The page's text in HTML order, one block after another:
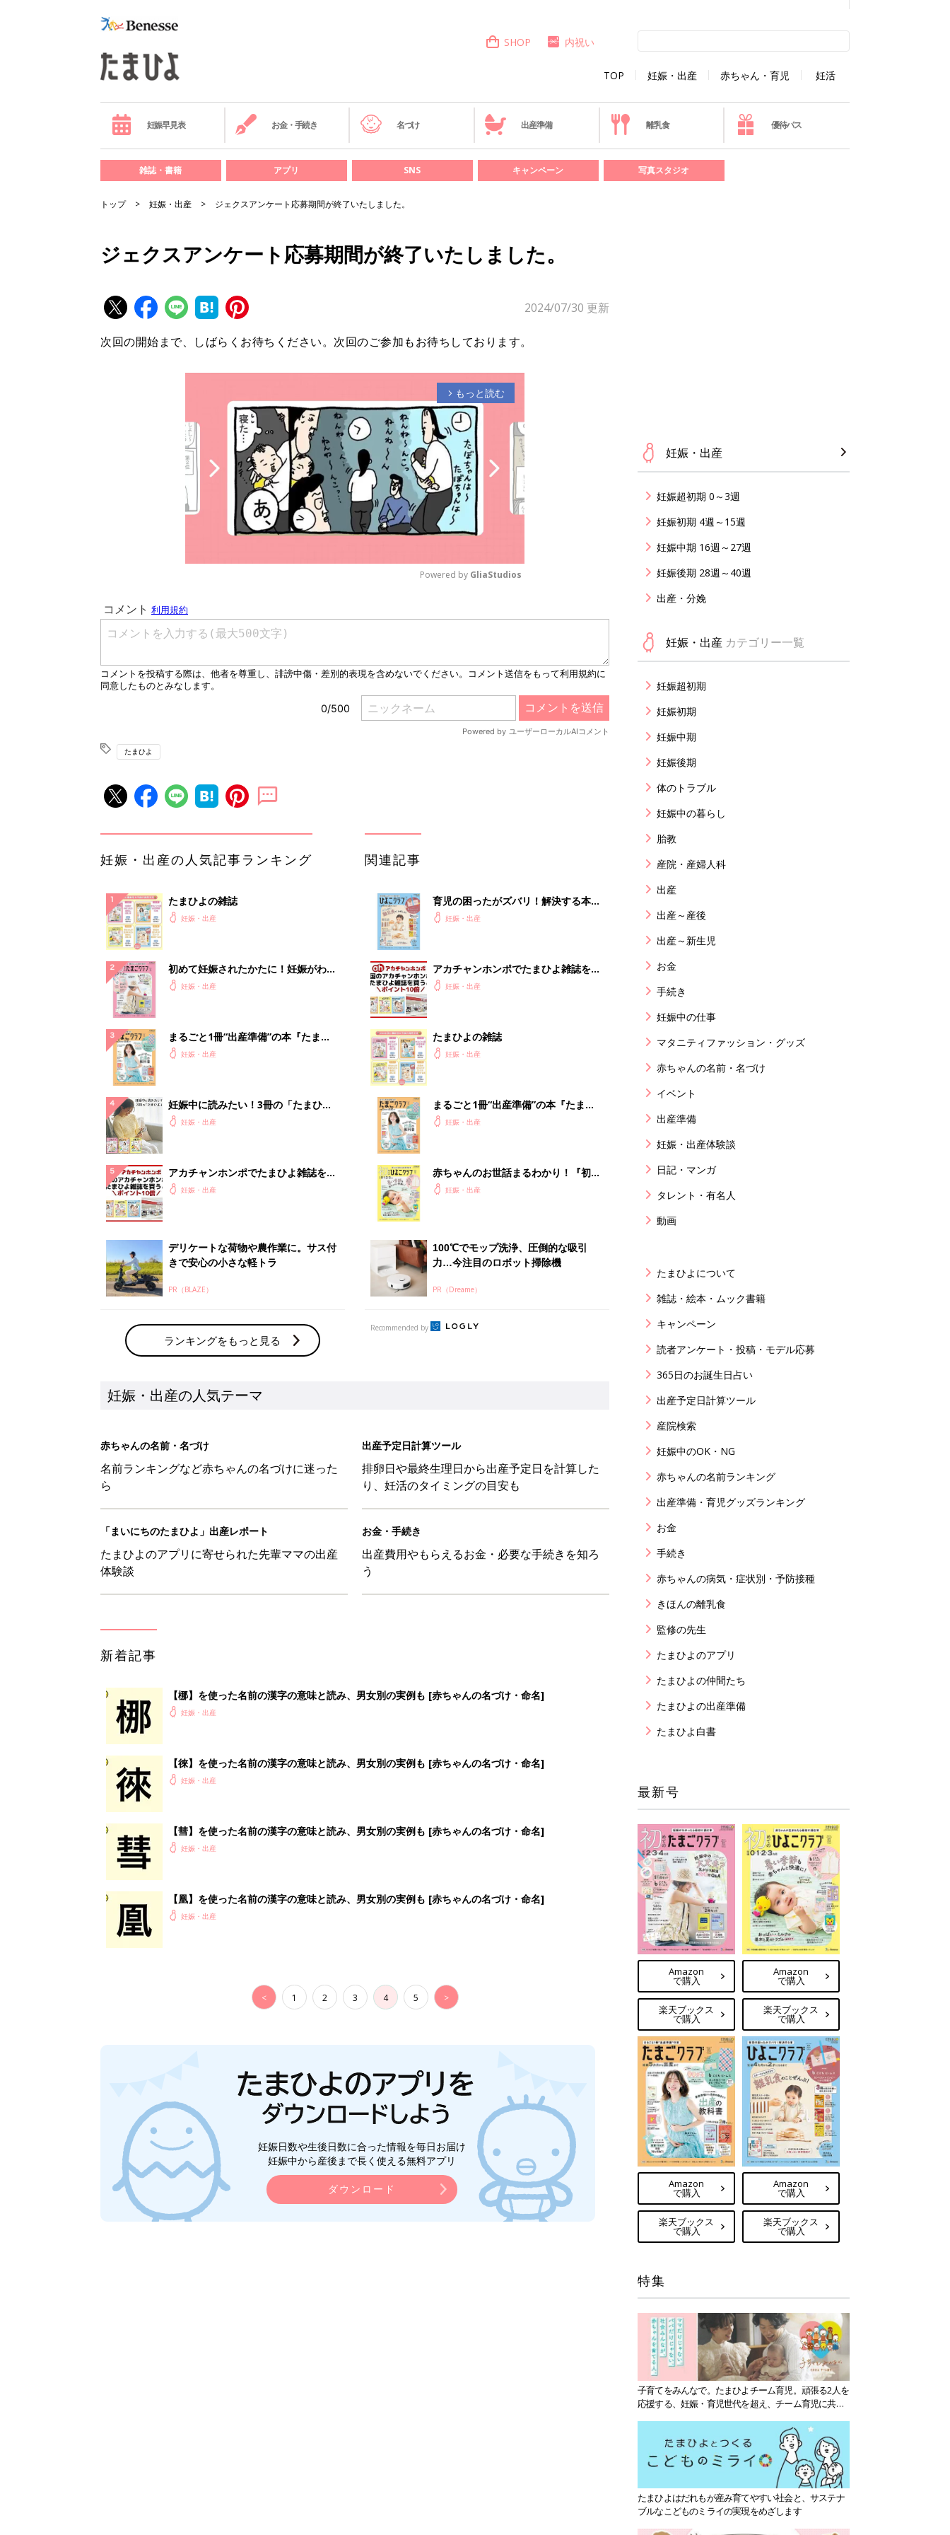
TOP 妊娠・出産 赤ちゃん・育児 妊活
SHOP 内祝い
妊娠早見表 お金・手続き 名づけ 出産準備 離乳食 優待パス
雑誌・書籍 アプリ SNS キャンペーン 写真スタジオ
トップ 妊娠・出産 ジェクスアンケート応募期間が終了いたしました。
ジェクスアンケート応募期間が終了いたしました。
2024/07/30 更新
次回の開始まで、しばらくお待ちください。次回のご参加もお待ちしております。
arrow_forward_ios もっと読む
M
e
Powered by GliaStudios
たまひよ
妊娠・出産の人気記事ランキング
たまひよの雑誌
妊娠・出産
初めて妊娠されたかたに！妊娠がわか
ったら最初に読む本『初めてのたまご
妊娠・出産
まるごと1冊“出産準備”の本『たまご
クラブ 夏号』〈スペシャル大特集〉
妊娠・出産
妊娠中に読みたい！3冊の「たまひ
よ」妊娠・出産
アカチャンホンポでたまひよ雑誌を買
うとポイント10倍【期間限定】
妊娠・出産
デリケートな荷物や農作業に。サス付
きで安心の小さな軽トラ
PR（BLAZE）
ランキングをもっと見る
関連記事
育児の困ったがズバリ！解決する本
『ひよこクラブ 秋号』 4カ月～2才
妊娠・出産
アカチャンホンポでたまひよ雑誌を買
うとポイント10倍【期間限定】
妊娠・出産
たまひよの雑誌
妊娠・出産
まるごと1冊“出産準備”の本『たまご
クラブ 夏号』〈スペシャル大特集〉
妊娠・出産
赤ちゃんのお世話まるわかり！『初め
てのひよこクラブ 夏号』〈巻頭大特
妊娠・出産
100℃でモップ洗浄、圧倒的な吸引
力…今注目のロボット掃除機
PR（Dreame）
Recommended by
妊娠・出産の人気テーマ
赤ちゃんの名前・名づけ
名前ランキングなど赤ちゃんの名づけに迷った
ら
出産予定日計算ツール
排卵日や最終生理日から出産予定日を計算した
り、妊活のタイミングの目安も
「まいにちのたまひよ」出産レポート
たまひよのアプリに寄せられた先輩ママの出産
体験談
お金・手続き
出産費用やもらえるお金・必要な手続きを知ろ
う
新着記事
【梛】を使った名前の漢字の意味と読み、男女別の実例も [赤ちゃんの名づけ・命名]
妊娠・出産
【徠】を使った名前の漢字の意味と読み、男女別の実例も [赤ちゃんの名づけ・命名]
妊娠・出産
【彗】を使った名前の漢字の意味と読み、男女別の実例も [赤ちゃんの名づけ・命名]
妊娠・出産
【凰】を使った名前の漢字の意味と読み、男女別の実例も [赤ちゃんの名づけ・命名]
妊娠・出産
< 1 2 3 4 5 >
妊娠日数や生後日数に合った情報を毎日お届け
妊娠中から産後まで長く使える無料アプリ
ダウンロード
妊娠・出産
妊娠超初期 0～3週
妊娠初期 4週～15週
妊娠中期 16週～27週
妊娠後期 28週～40週
出産・分娩
妊娠・出産 カテゴリー一覧
妊娠超初期
妊娠初期
妊娠中期
妊娠後期
体のトラブル
妊娠中の暮らし
胎教
産院・産婦人科
出産
出産～産後
出産～新生児
お金
手続き
妊娠中の仕事
マタニティファッション・グッズ
赤ちゃんの名前・名づけ
イベント
出産準備
妊娠・出産体験談
日記・マンガ
タレント・有名人
動画
たまひよについて
雑誌・絵本・ムック書籍
キャンペーン
読者アンケート・投稿・モデル応募
365日のお誕生日占い
出産予定日計算ツール
産院検索
妊娠中のOK・NG
赤ちゃんの名前ランキング
出産準備・育児グッズランキング
お金
手続き
赤ちゃんの病気・症状別・予防接種
きほんの離乳食
監修の先生
たまひよのアプリ
たまひよの仲間たち
たまひよの出産準備
たまひよ白書
最新号
Amazon
で購入
楽天ブックス
で購入
Amazon
で購入
楽天ブックス
で購入
Amazon
で購入
楽天ブックス
で購入
Amazon
で購入
楽天ブックス
で購入
特集
子育てをみんなで。たまひよチーム育児。頑張る2人を
応援する、妊娠・育児世代を超え、チーム育児に共感
たまひよはだれもが産み育てやすい社会と、サステナ
ブルなこどものミライの実現をめざします